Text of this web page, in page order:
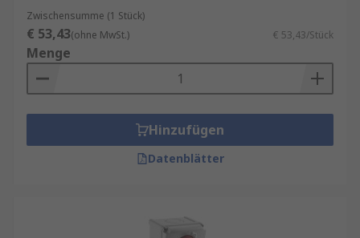
Wichtige Konstruktionsmerkmale:
Robuste Gehäuse für industrielle
Umgebungen
Verriegelter Sockel für sichere und stabile
Verbindung
Schutzarten vonIP44bisIP67
Zuverlässige Kontakte für stabile
Zwischensumme (1 Stück)
€ 53,43(ohne MwSt.) € 53,43/Stück
Menge
Hinzufügen
Datenblätter